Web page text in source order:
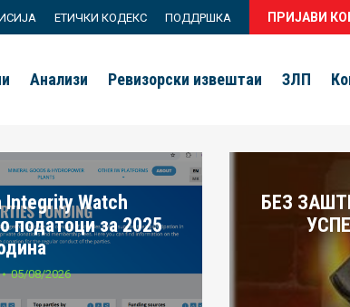
ЕТИЧКИ КОДЕКС ПОДДРШКА ПРИЈАВИ
Анализи Ревизорски извештаи ЗЛП
Watch
податоци за 2025
05/08/2026
БЕЗ